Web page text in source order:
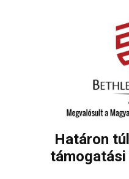
Határon
támogatási